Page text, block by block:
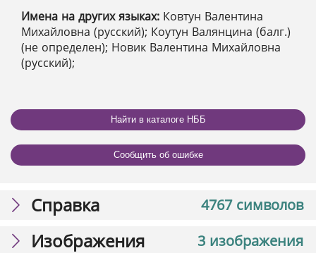
Имена на других языках: Ковтун Валентина
Михайловна (русский); Коутун Валянцина (балг.)
(не определен); Новик Валентина Михайловна
(русский);
Найти в каталоге НББ
Сообщить об ошибке
4767 символов
Справка
3 изображения
Изображения